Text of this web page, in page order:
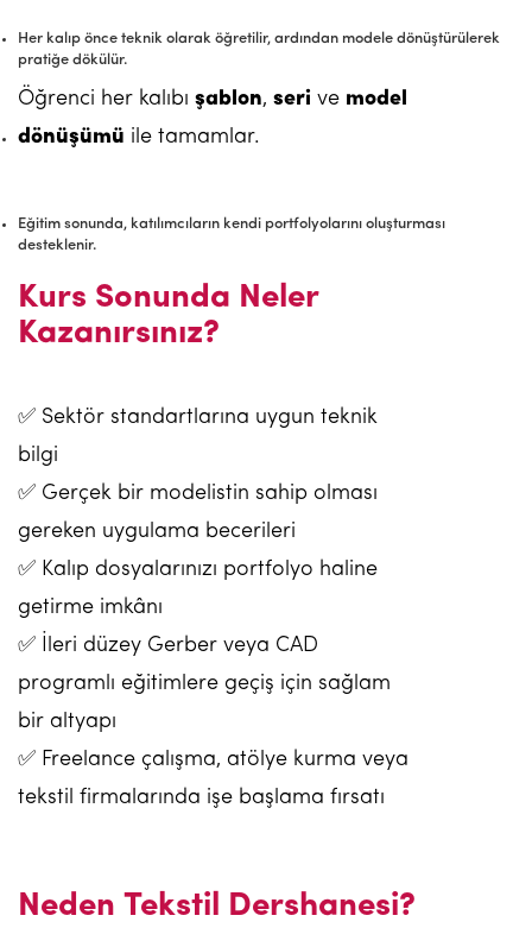
Her kalıp önce teknik olarak öğretilir, ardından modele dönüştürülerek
pratiğe dökülür.
Öğrenci her kalıbı şablon, seri ve model
dönüşümü ile tamamlar.
Eğitim sonunda, katılımcıların kendi portfolyolarını oluşturması
desteklenir.
Kurs Sonunda Neler
Kazanırsınız?
✅ Sektör standartlarına uygun teknik
bilgi
✅ Gerçek bir modelistin sahip olması
gereken uygulama becerileri
✅ Kalıp dosyalarınızı portfolyo haline
getirme imkânı
✅ İleri düzey Gerber veya CAD
programlı eğitimlere geçiş için sağlam
bir altyapı
✅ Freelance çalışma, atölye kurma veya
tekstil firmalarında işe başlama fırsatı
Neden Tekstil Dershanesi?